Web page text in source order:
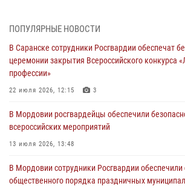
участие в празднествах, посвящённых 25-летию
Фёдора Ушакова
06 августа 2026, 08:14
повредившего имущество в кафе
06 августа 2026, 07:03
незамедлительно
05 августа 2026, 15:04
ПОПУЛЯРНЫЕ НОВОСТИ
В Саранске сотрудники Росгвардии обеспечат
церемонии закрытия Всероссийского конкурса
профессии»
22 июля 2026, 12:15 3
В Мордовии росгвардейцы обеспечили
всероссийских мероприятий
13 июля 2026, 13:48
В Мордовии сотрудники Росгвардии обеспечили
общественного порядка праздничных